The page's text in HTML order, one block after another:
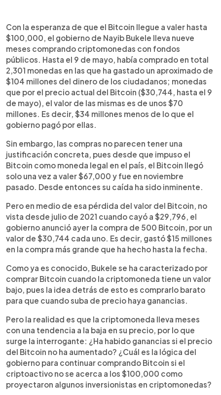
Escuchar artículo
Con la esperanza de que el Bitcoin llegue a valer hasta
$100,000, el gobierno de Nayib Bukele lleva nueve
meses comprando criptomonedas con fondos
públicos. Hasta el 9 de mayo, había comprado en total
2,301 monedas en las que ha gastado un aproximado de
$104 millones del dinero de los ciudadanos; monedas
que por el precio actual del Bitcoin ($30,744, hasta el 9
de mayo), el valor de las mismas es de unos $70
millones. Es decir, $34 millones menos de lo que el
gobierno pagó por ellas.
Sin embargo, las compras no parecen tener una
justificación concreta, pues desde que impuso el
Bitcoin como moneda legal en el país, el Bitcoin llegó
solo una vez a valer $67,000 y fue en noviembre
pasado. Desde entonces su caída ha sido inminente.
Pero en medio de esa pérdida del valor del Bitcoin, no
vista desde julio de 2021 cuando cayó a $29,796, el
gobierno anunció ayer la compra de 500 Bitcoin, por un
valor de $30,744 cada uno. Es decir, gastó $15 millones
en la compra más grande que ha hecho hasta la fecha.
Como ya es conocido, Bukele se ha caracterizado por
comprar Bitcoin cuando la criptomoneda tiene un valor
bajo, pues la idea detrás de esto es comprarlo barato
para que cuando suba de precio haya ganancias.
Pero la realidad es que la criptomoneda lleva meses
con una tendencia a la baja en su precio, por lo que
surge la interrogante: ¿Ha habido ganancias si el precio
del Bitcoin no ha aumentado? ¿Cuál es la lógica del
gobierno para continuar comprando Bitcoin si el
criptoactivo no se acerca a los $100,000 como
proyectaron algunos inversionistas en criptomonedas?